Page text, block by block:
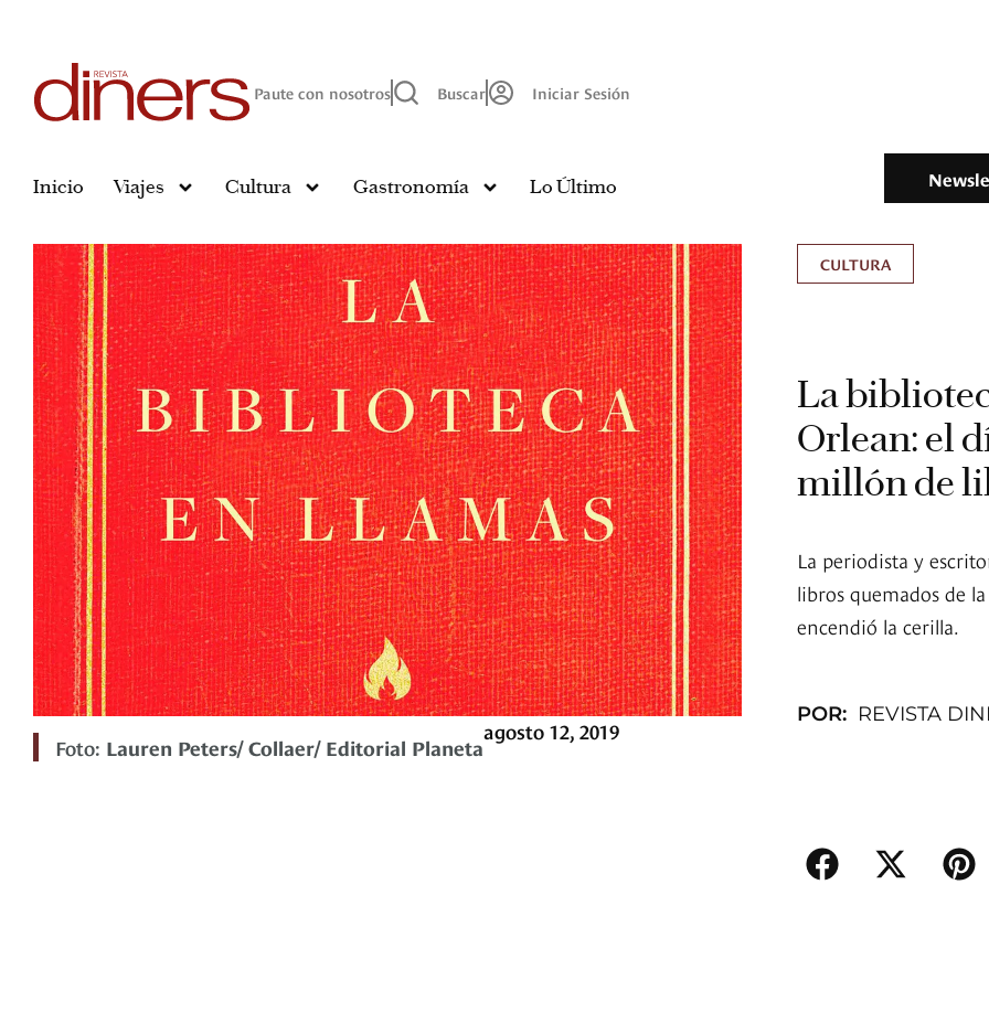
Paute con nosotros Buscar Iniciar Sesión
Inicio Viajes Cultura Gastronomía Lo Último
Foto: Lauren Peters/ Collaer/ Editorial Planeta
agosto 12, 2019
CULTURA
La
Orlean: el
millón de
La periodista y
libros quemados de
encendió la cerilla.
POR: REVISTA